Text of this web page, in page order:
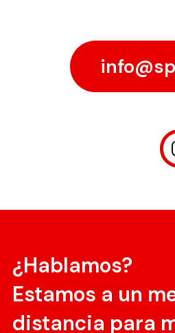
¿Hablamos?
Estamos a un
distancia para